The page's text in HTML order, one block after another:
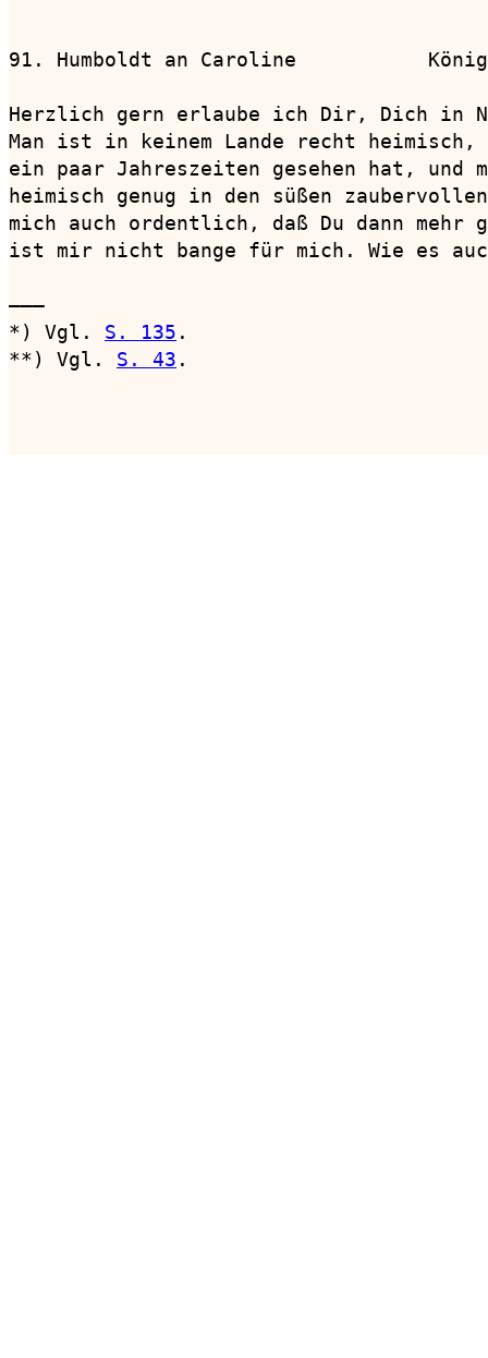
91. Humboldt an Caroline
Herzlich gern erlaube ich Dir, Dich in
Man ist in keinem Lande recht heimisch,
ein paar Jahreszeiten gesehen hat, und
heimisch genug in den süßen
mich auch ordentlich, daß Du dann mehr
ist mir nicht bange für mich. Wie es
———
*) Vgl. S. 135 .
**) Vgl. S. 43 .